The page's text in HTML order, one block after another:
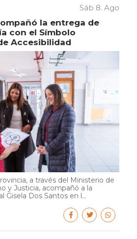
Sáb 8. Ago
la entrega de
con el Símbolo
Accesibilidad
a través del Ministerio de
y Justicia, acompañó a la
Gisela Dos Santos en l...